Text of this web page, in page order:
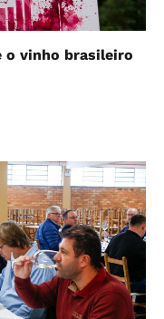
o vinho brasileiro